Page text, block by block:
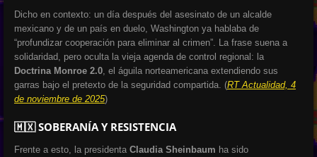
Dicho en contexto: un día después del asesinato de un alcalde
mexicano y de un país en duelo, Washington ya hablaba de
“profundizar cooperación para eliminar al crimen”. La frase suena a
solidaridad, pero oculta la vieja agenda de control regional: la
Doctrina Monroe 2.0, el águila norteamericana extendiendo sus
garras bajo el pretexto de la seguridad compartida. (RT Actualidad, 4
de noviembre de 2025)
🇲🇽 SOBERANÍA Y RESISTENCIA
Frente a esto, la presidenta Claudia Sheinbaum ha sido